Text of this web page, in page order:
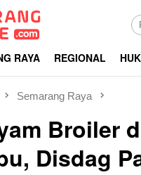
RAYA REGIONAL
Semarang Raya
Broiler
Disdag